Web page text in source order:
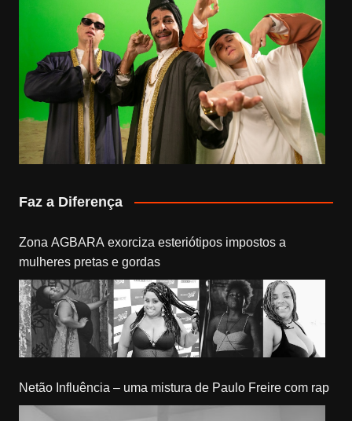
Faz a Diferença
Zona AGBARA exorciza esteriótipos impostos a
mulheres pretas e gordas
Netão Influência – uma mistura de Paulo Freire com rap